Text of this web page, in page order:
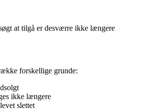
at tilgå er desværre ikke længere
forskellige grunde:
ikke længere
slettet